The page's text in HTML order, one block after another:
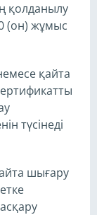
қолданылу
(он) жұмыс
қайта
түсінеді
шығару